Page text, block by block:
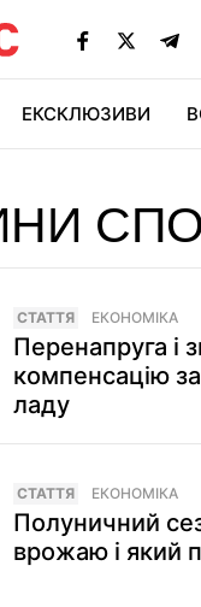
ЕКСКЛЮЗИВИ
СТАТТЯ ЕКОНОМІКА
Перенапруга і
компенсацію
ладу
СТАТТЯ ЕКОНОМІКА
Полуничний
врожаю і який